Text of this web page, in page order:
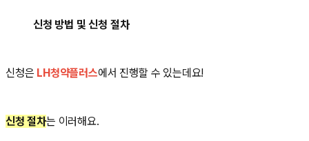
신청 방법 및 신청 절차
신청은 LH청약플러스에서 진행할 수 있는데요!
신청 절차는 이러해요.